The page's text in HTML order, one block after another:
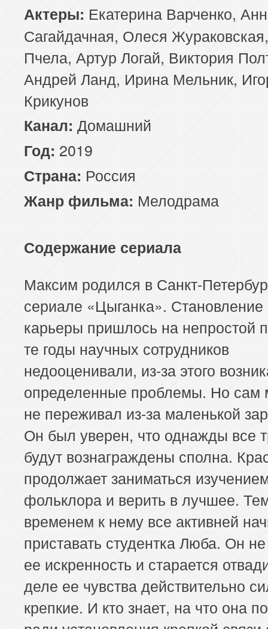
Актеры: Екатерина Варченко,
Сагайдачная, Олеся
Пчела, Артур Логай, Виктория
Андрей Ланд, Ирина Мельник,
Крикунов
Канал: Домашний
Год: 2019
Страна: Россия
Жанр фильма: Мелодрама
Содержание сериала
Максим родился в Санкт-
сериале «Цыганка». Становление
карьеры пришлось на непростой
те годы научных сотрудников
недооценивали, из-за этого
определенные проблемы. Но сам
не переживал из-за маленькой
Он был уверен, что однажды все
будут вознаграждены сполна.
продолжает заниматься
фольклора и верить в лучшее.
временем к нему все активней
приставать студентка Люба. Он
ее искренность и старается
деле ее чувства действительно
крепкие. И кто знает, на что она